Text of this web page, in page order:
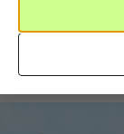
complet